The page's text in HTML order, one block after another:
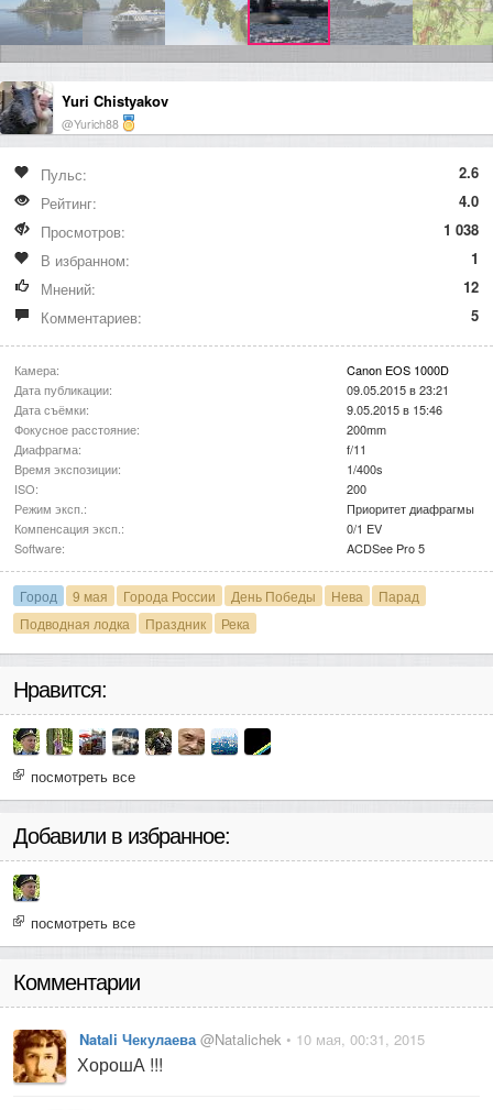
Yuri Chistyakov
@Yurich88
Пульс:
2.6
Рейтинг:
4.0
Просмотров:
1 038
В избранном:
1
Мнений:
12
Комментариев:
5
Камера:
Canon EOS 1000D
Дата публикации:
09.05.2015 в 23:21
Дата съёмки:
9.05.2015 в 15:46
Фокусное расстояние:
200mm
Диафрагма:
f/11
Время экспозиции:
1/400s
ISO:
200
Режим эксп.:
Приоритет диафрагмы
Компенсация эксп.:
0/1 EV
Software:
ACDSee Pro 5
Город 9 мая Города России День Победы Нева
Парад
Подводная лодка
Праздник Река
Нравится:
посмотреть все
Добавили в избранное:
посмотреть все
Комментарии
Natali Чекулаева @Natalichek • 10 мая, 00:31, 2015
ХорошА !!!